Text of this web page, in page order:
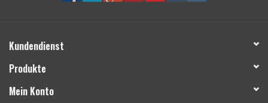
Kundendienst
Produkte
Mein Konto